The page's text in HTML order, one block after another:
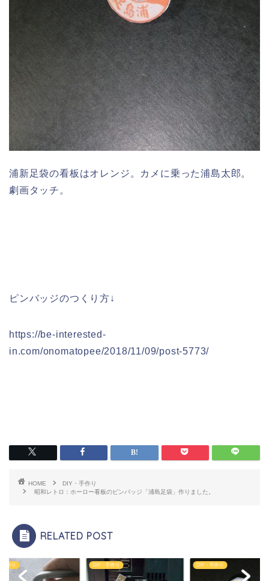
浦新足袋の看板はオレンジ。カメに乗った浦島太郎。
劇画タッチ。
ピンバッジのつくり方↓
https://be-interested-
in.com/onomatopee/2018/11/09/post-5773/
HOME
DIY・手作り
昭和レトロ：ホーロー看板のピンバッジ「浦島足袋」作りました。
RELATED POST
手作り DIY・手作り DIY・手作り